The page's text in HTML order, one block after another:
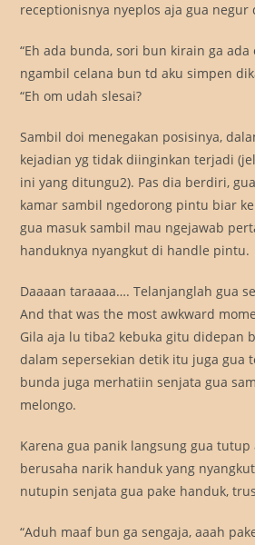
receptionisnya nyeplos aja gua negur
“Eh ada bunda, sori bun kirain ga ada
ngambil celana bun td aku simpen
“Eh om udah slesai?
Sambil doi menegakan posisinya,
kejadian yg tidak diinginkan terjadi
ini yang ditungu2). Pas dia berdiri,
kamar sambil ngedorong pintu biar
gua masuk sambil mau ngejawab
handuknya nyangkut di handle pintu.
Daaaan taraaaa…. Telanjanglah gua
And that was the most awkward
Gila aja lu tiba2 kebuka gitu didepan
dalam sepersekian detik itu juga gua
bunda juga merhatiin senjata gua
melongo.
Karena gua panik langsung gua
berusaha narik handuk yang
nutupin senjata gua pake handuk,
“Aduh maaf bun ga sengaja, aaah